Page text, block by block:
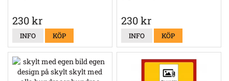
230 kr
INFO KÖP
230 kr
INFO KÖP